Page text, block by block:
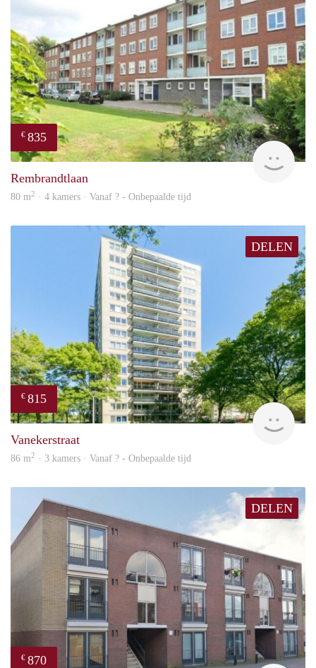
€ 835
Rembrandtlaan
80 m2 · 4 kamers · Vanaf ? - Onbepaalde tijd
DELEN
€ 815
Vanekerstraat
86 m2 · 3 kamers · Vanaf ? - Onbepaalde tijd
DELEN
€ 870